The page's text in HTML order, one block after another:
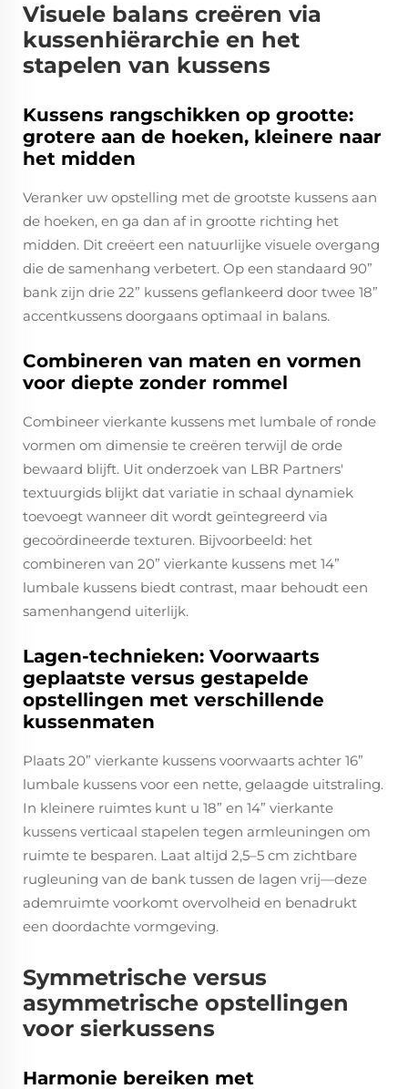
Visuele balans creëren via
kussenhiërarchie en het
stapelen van kussens
Kussens rangschikken op grootte:
grotere aan de hoeken, kleinere naar
het midden
Veranker uw opstelling met de grootste kussens aan
de hoeken, en ga dan af in grootte richting het
midden. Dit creëert een natuurlijke visuele overgang
die de samenhang verbetert. Op een standaard 90”
bank zijn drie 22” kussens geflankeerd door twee 18”
accentkussens doorgaans optimaal in balans.
Combineren van maten en vormen
voor diepte zonder rommel
Combineer vierkante kussens met lumbale of ronde
vormen om dimensie te creëren terwijl de orde
bewaard blijft. Uit onderzoek van LBR Partners'
textuurgids blijkt dat variatie in schaal dynamiek
toevoegt wanneer dit wordt geïntegreerd via
gecoördineerde texturen. Bijvoorbeeld: het
combineren van 20” vierkante kussens met 14”
lumbale kussens biedt contrast, maar behoudt een
samenhangend uiterlijk.
Lagen-technieken: Voorwaarts
geplaatste versus gestapelde
opstellingen met verschillende
kussenmaten
Plaats 20” vierkante kussens voorwaarts achter 16”
lumbale kussens voor een nette, gelaagde uitstraling.
In kleinere ruimtes kunt u 18” en 14” vierkante
kussens verticaal stapelen tegen armleuningen om
ruimte te besparen. Laat altijd 2,5–5 cm zichtbare
rugleuning van de bank tussen de lagen vrij—deze
ademruimte voorkomt overvolheid en benadrukt
een doordachte vormgeving.
Symmetrische versus
asymmetrische opstellingen
voor sierkussens
Harmonie bereiken met